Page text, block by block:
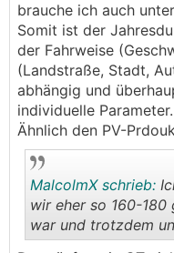
brauche ich auch
Somit ist der
der Fahrweise
(Landstraße, Stadt,
abhängig und
individuelle Parameter.
Ähnlich den PV-
MalcolmX schrieb:
wir eher so 160-
war und trotzdem